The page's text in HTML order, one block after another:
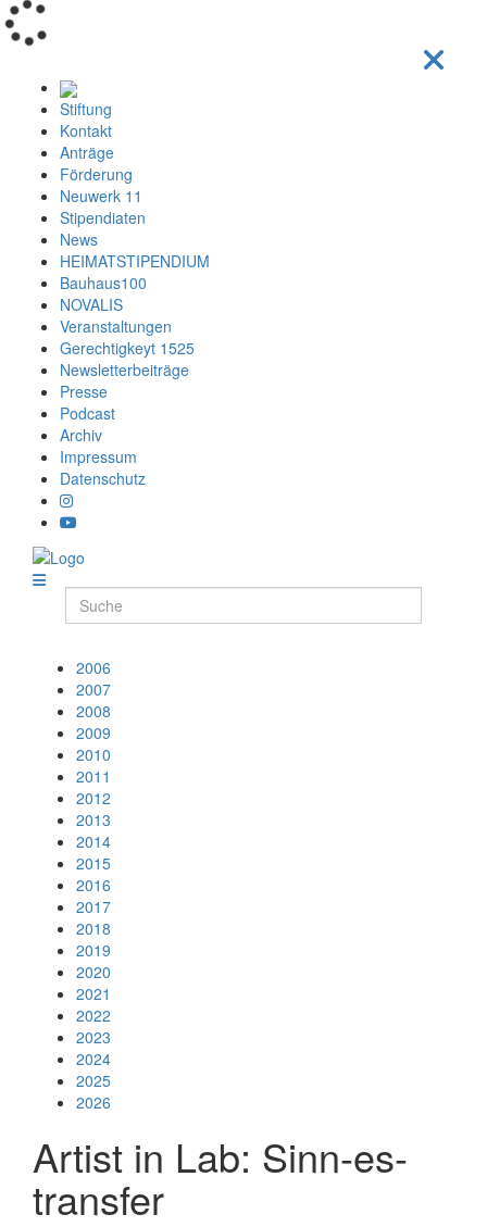
Stiftung
Kontakt
Anträge
Förderung
Neuwerk 11
Stipendiaten
News
HEIMATSTIPENDIUM
Bauhaus100
NOVALIS
Veranstaltungen
Gerechtigkeyt 1525
Newsletterbeiträge
Presse
Podcast
Archiv
Impressum
Datenschutz
2006
2007
2008
2009
2010
2011
2012
2013
2014
2015
2016
2017
2018
2019
2020
2021
2022
2023
2024
2025
2026
Artist in Lab: Sinn-es-
transfer